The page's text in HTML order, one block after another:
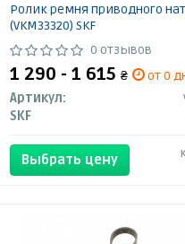
Ролик ремня приводного
(VKM33320) SKF
0 отзывов
1 290 - 1 615 ₴
от 0
Артикул:
SKF
Выбрать цену